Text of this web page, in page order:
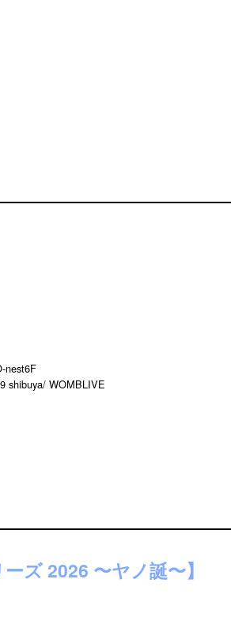
nest6F
shibuya/ WOMBLIVE
ズ 2026 〜ヤノ誕〜】